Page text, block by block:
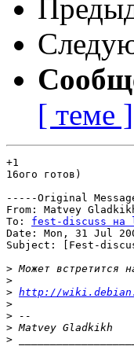
[ теме ]
+1
16ого готов)
-----Original
From: Matvey
To: fest-discuss на
Date: Mon, 31 Jul
Subject: [Fest-
>
>
> http://
>
>
>
>